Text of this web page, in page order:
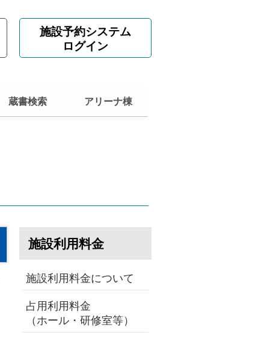
施設予約システム
ログイン
蔵書検索 アリーナ棟
施設利用料金
施設利用料金について
占用利用料金
（ホール・研修室等）